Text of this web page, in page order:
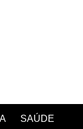
SAÚDE